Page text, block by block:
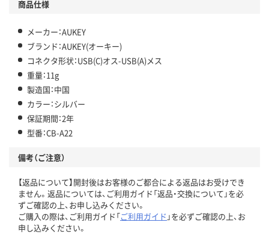
商品仕様
メーカー：AUKEY
ブランド：AUKEY(オーキー)
コネクタ形状：USB(C)オス-USB(A)メス
重量：11g
製造国：中国
カラー：シルバー
保証期間：2年
型番：CB-A22
備考（ご注意）
【返品について】開封後はお客様のご都合による返品はお受けでき
ません。返品については、ご利用ガイド「返品・交換について」を必
ずご確認の上、お申し込みください。
ご購入の際は、ご利用ガイド「ご利用ガイド 」を必ずご確認の上、お
申し込みください。